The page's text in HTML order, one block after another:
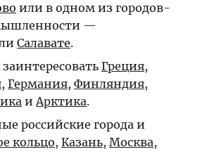
или в одном из городов-
—
Салавате.
Греция,
, Германия, Финляндия,
иАрктика.
российские города и
кольцо, Казань, Москва,